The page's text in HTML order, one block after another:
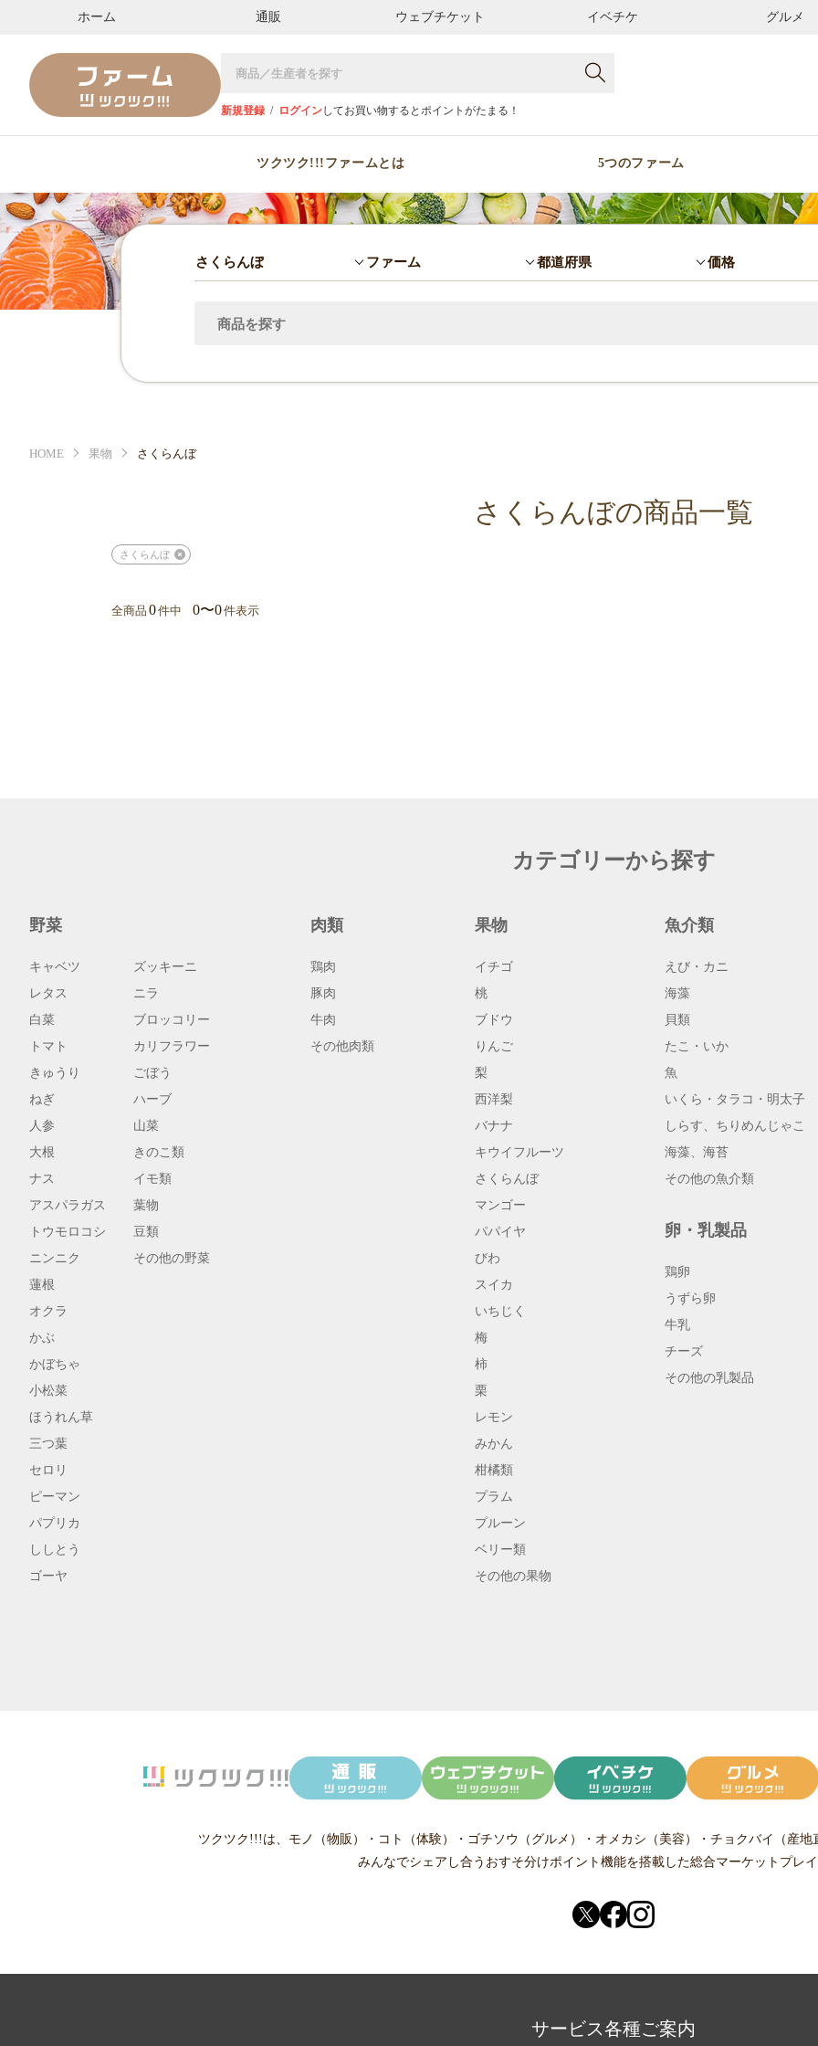
ホーム 通販 ウェブチケット イベチケ グルメ
新規登録 / ログインしてお買い物するとポイントがたまる！
ツクツク!!!ファームとは 5つのファーム
さくらんぼ ファーム 都道府県 価格
HOME 果物 さくらんぼ
さくらんぼの商品一覧
さくらんぼ
全商品 0件中 0〜0件表示
カテゴリーから探す
野菜
キャベツ
レタス
白菜
トマト
きゅうり
ねぎ
人参
大根
ナス
アスパラガス
トウモロコシ
ニンニク
蓮根
オクラ
かぶ
かぼちゃ
小松菜
ほうれん草
三つ葉
セロリ
ピーマン
パプリカ
ししとう
ゴーヤ
ズッキーニ
ニラ
ブロッコリー
カリフラワー
ごぼう
ハーブ
山菜
きのこ類
イモ類
葉物
豆類
その他の野菜
肉類
鶏肉
豚肉
牛肉
その他肉類
果物
イチゴ
桃
ブドウ
りんご
梨
西洋梨
バナナ
キウイフルーツ
さくらんぼ
マンゴー
パパイヤ
びわ
スイカ
いちじく
梅
柿
栗
レモン
みかん
柑橘類
プラム
プルーン
ベリー類
その他の果物
魚介類
えび・カニ
海藻
貝類
たこ・いか
魚
いくら・タラコ・明太子
しらす、ちりめんじゃこ
海藻、海苔
その他の魚介類
卵・乳製品
鶏卵
うずら卵
牛乳
チーズ
その他の乳製品
ツクツク!!!は、 モノ（物販） ・ コト（体験） ・ ゴチソウ（グルメ） ・ オメカシ（美容） ・ チョクバイ（産地
みんなでシェアし合う おすそ分けポイント機能を搭載した総合マーケットプレ
サービス各種ご案内